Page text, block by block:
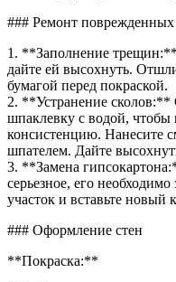
### Ремонт поврежденных
1. **Заполнение
дайте ей высохнуть.
бумагой перед покраской.
2. **Устранение
шпаклевку с водой, чтобы
консистенцию. Нанесите
шпателем. Дайте
3. **Замена
серьезное, его
участок и вставьте новый
### Оформление стен
**Покраска:**